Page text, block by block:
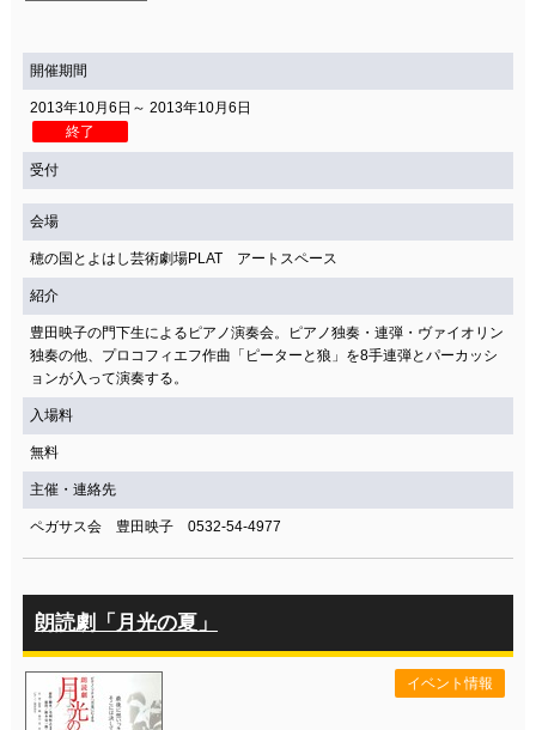
開催期間
2013年10月6日～ 2013年10月6日
終了
受付
会場
穂の国とよはし芸術劇場PLAT アートスペース
紹介
豊田映子の門下生によるピアノ演奏会。ピアノ独奏・連弾・ヴァイオリン
独奏の他、プロコフィエフ作曲「ピーターと狼」を8手連弾とパーカッシ
ョンが入って演奏する。
入場料
無料
主催・連絡先
ペガサス会 豊田映子 0532-54-4977
朗読劇「月光の夏」
イベント情報